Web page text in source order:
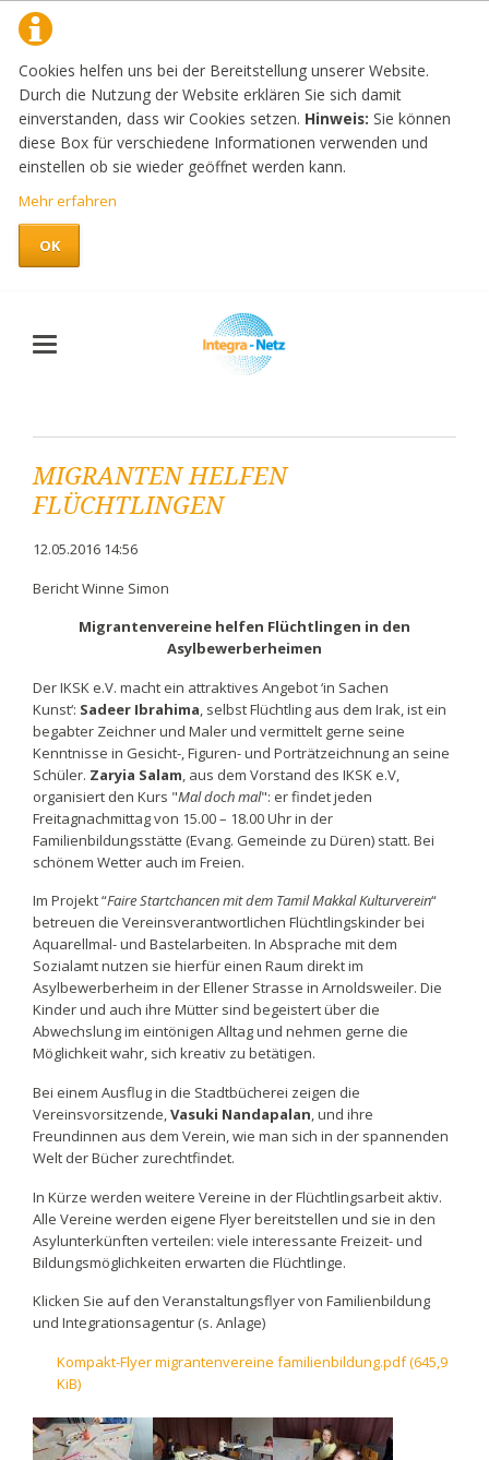
Cookies helfen uns bei der Bereitstellung unserer Website.
Durch die Nutzung der Website erklären Sie sich damit
einverstanden, dass wir Cookies setzen. Hinweis: Sie können
diese Box für verschiedene Informationen verwenden und
einstellen ob sie wieder geöffnet werden kann.
Mehr erfahren
OK
MIGRANTEN HELFEN
FLÜCHTLINGEN
12.05.2016 14:56
Bericht Winne Simon
Migrantenvereine helfen Flüchtlingen in den
Asylbewerberheimen
Der IKSK e.V. macht ein attraktives Angebot ‘in Sachen
Kunst‘: Sadeer Ibrahima, selbst Flüchtling aus dem Irak, ist ein
begabter Zeichner und Maler und vermittelt gerne seine
Kenntnisse in Gesicht-, Figuren- und Porträtzeichnung an seine
Schüler. Zaryia Salam, aus dem Vorstand des IKSK e.V,
organisiert den Kurs "Mal doch mal": er findet jeden
Freitagnachmittag von 15.00 – 18.00 Uhr in der
Familienbildungsstätte (Evang. Gemeinde zu Düren) statt. Bei
schönem Wetter auch im Freien.
Im Projekt “Faire Startchancen mit dem Tamil Makkal Kulturverein“
betreuen die Vereinsverantwortlichen Flüchtlingskinder bei
Aquarellmal- und Bastelarbeiten. In Absprache mit dem
Sozialamt nutzen sie hierfür einen Raum direkt im
Asylbewerberheim in der Ellener Strasse in Arnoldsweiler. Die
Kinder und auch ihre Mütter sind begeistert über die
Abwechslung im eintönigen Alltag und nehmen gerne die
Möglichkeit wahr, sich kreativ zu betätigen.
Bei einem Ausflug in die Stadtbücherei zeigen die
Vereinsvorsitzende,Vasuki Nandapalan, und ihre
Freundinnen aus dem Verein, wie man sich in der spannenden
Welt der Bücher zurechtfindet.
In Kürze werden weitere Vereine in der Flüchtlingsarbeit aktiv.
Alle Vereine werden eigene Flyer bereitstellen und sie in den
Asylunterkünften verteilen: viele interessante Freizeit- und
Bildungsmöglichkeiten erwarten die Flüchtlinge.
Klicken Sie auf den Veranstaltungsflyer von Familienbildung
und Integrationsagentur (s. Anlage)
Kompakt-Flyer migrantenvereine familienbildung.pdf(645,9
KiB)